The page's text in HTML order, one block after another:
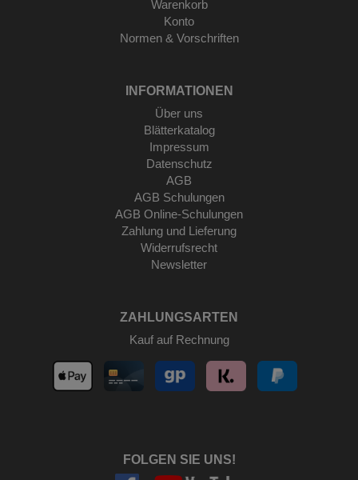
Warenkorb
Konto
Normen & Vorschriften
INFORMATIONEN
Über uns
Blätterkatalog
Impressum
Datenschutz
AGB
AGB Schulungen
AGB Online-Schulungen
Zahlung und Lieferung
Widerrufsrecht
Newsletter
ZAHLUNGSARTEN
Kauf auf Rechnung
FOLGEN SIE UNS!